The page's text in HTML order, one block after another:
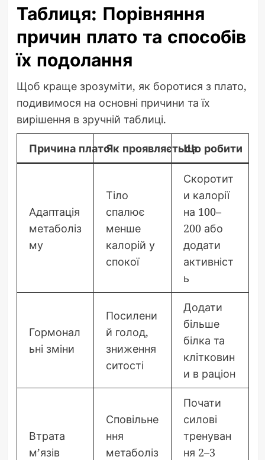
Таблиця: Порівняння
причин плато та способів
їх подолання
Щоб краще зрозуміти, як боротися з плато,
подивимося на основні причини та їх
вирішення в зручній таблиці.
Причина платоЯк проявляєтьсяЩо робити
Адаптація
метаболіз
му
Тіло
спалює
менше
калорій у
спокої
Скоротит
и калорії
на 100–
200 або
додати
активніст
ь
Гормонал
ьні зміни
Посилени
й голод,
зниження
ситості
Додати
більше
білка та
клітковин
и в раціон
Втрата
м’язів
Сповільне
ння
метаболіз
Почати
силові
тренуван
ня 2–3